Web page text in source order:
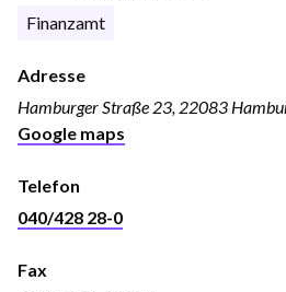
Finanzamt
Adresse
Hamburger Straße 23, 22083
Google maps
Telefon
040/428 28-0
Fax